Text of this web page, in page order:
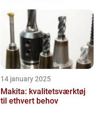
14 january 2025
Makita: kvalitetsværktøj
til ethvert behov